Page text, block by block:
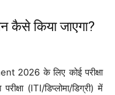
कैसे किया जाएगा?
2026 के लिए कोई परीक्षा
(ITI/डिप्लोमा/डिग्री) में